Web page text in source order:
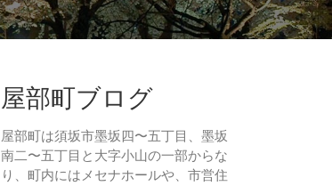
屋部町ブログ
屋部町は須坂市墨坂四〜五丁目、墨坂
南二〜五丁目と大字小山の一部からな
り、町内にはメセナホールや、市営住